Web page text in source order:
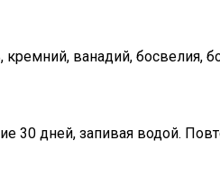
кремний, ванадий, босвелия,
30 дней, запивая водой.